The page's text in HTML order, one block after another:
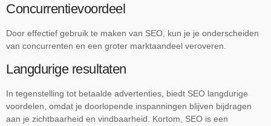
Concurrentievoordeel
Door effectief gebruik te maken van SEO, kun je je onderscheiden
van concurrenten en een groter marktaandeel veroveren.
Langdurige resultaten
In tegenstelling tot betaalde advertenties, biedt SEO langdurige
voordelen, omdat je doorlopende inspanningen blijven bijdragen
aan je zichtbaarheid en vindbaarheid. Kortom, SEO is een